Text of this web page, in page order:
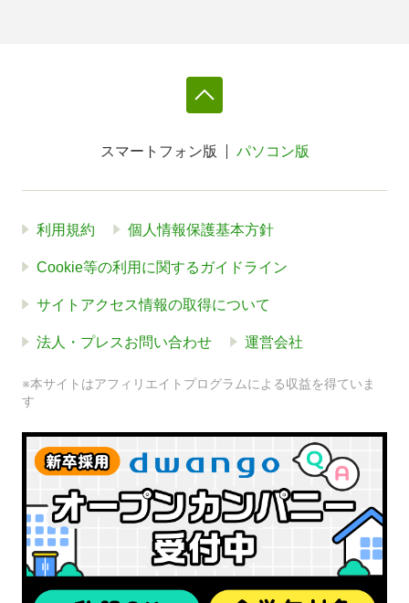
スマートフォン版 パソコン版
利用規約 個人情報保護基本方針
Cookie等の利用に関するガイドライン
サイトアクセス情報の取得について
法人・プレスお問い合わせ 運営会社
※本サイトはアフィリエイトプログラムによる収益を得ていま
す